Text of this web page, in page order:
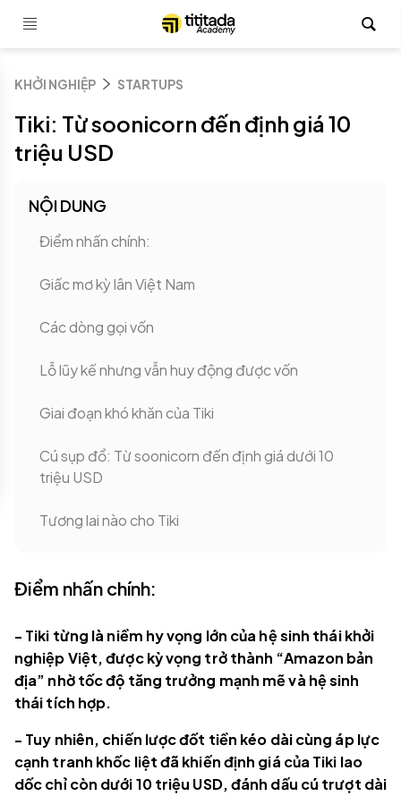
KHỞI NGHIỆP STARTUPS
Tiki: Từ soonicorn đến định giá 10
triệu USD
NỘI DUNG
Điểm nhấn chính:
Giấc mơ kỳ lân Việt Nam
Các dòng gọi vốn
Lỗ lũy kế nhưng vẫn huy động được vốn
Giai đoạn khó khăn của Tiki
Cú sụp đổ: Từ soonicorn đến định giá dưới 10
triệu USD
Tương lai nào cho Tiki
Điểm nhấn chính:
- Tiki từng là niềm hy vọng lớn của hệ sinh thái khởi
nghiệp Việt, được kỳ vọng trở thành “Amazon bản
địa” nhờ tốc độ tăng trưởng mạnh mẽ và hệ sinh
thái tích hợp.
- Tuy nhiên, chiến lược đốt tiền kéo dài cùng áp lực
cạnh tranh khốc liệt đã khiến định giá của Tiki lao
dốc chỉ còn dưới 10 triệu USD, đánh dấu cú trượt dài